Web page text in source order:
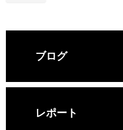
ブログ
レポート